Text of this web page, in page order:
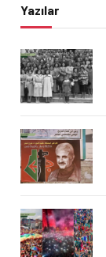
Yazılar